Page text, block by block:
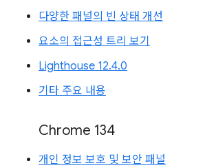
다양한 패널의 빈 상태 개선
요소의 접근성 트리 보기
Lighthouse 12.4.0
기타 주요 내용
Chrome 134
개인 정보 보호 및 보안 패널